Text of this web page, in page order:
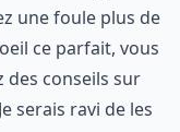
une foule plus de
ce parfait, vous
des conseils sur
serais ravi de les